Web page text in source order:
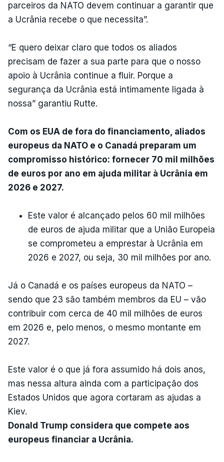
parceiros da NATO devem continuar a garantir que
a Ucrânia recebe o que necessita”.
“E quero deixar claro que todos os aliados
precisam de fazer a sua parte para que o nosso
apoio à Ucrânia continue a fluir. Porque a
segurança da Ucrânia está intimamente ligada à
nossa” garantiu Rutte.
Com os EUA de fora do financiamento, aliados
europeus da NATO e o Canadá preparam um
compromisso histórico: fornecer 70 mil milhões
de euros por ano em ajuda militar à Ucrânia em
2026 e 2027.
Este valor é alcançado pelos 60 mil milhões
de euros de ajuda militar que a União Europeia
se comprometeu a emprestar à Ucrânia em
2026 e 2027, ou seja, 30 mil milhões por ano.
Já o Canadá e os países europeus da NATO –
sendo que 23 são também membros da EU – vão
contribuir com cerca de 40 mil milhões de euros
em 2026 e, pelo menos, o mesmo montante em
2027.
Este valor é o que já fora assumido há dois anos,
mas nessa altura ainda com a participação dos
Estados Unidos que agora cortaram as ajudas a
Kiev.
Donald Trump considera que compete aos
europeus financiar a Ucrânia.